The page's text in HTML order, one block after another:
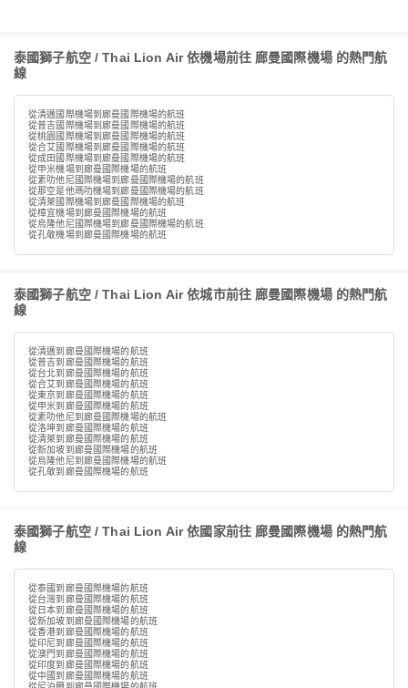
泰國獅子航空 / Thai Lion Air 依機場前往 廊曼國際機場 的熱門航
線
從清邁國際機場到廊曼國際機場的航班
從普吉國際機場到廊曼國際機場的航班
從桃園國際機場到廊曼國際機場的航班
從合艾國際機場到廊曼國際機場的航班
從成田國際機場到廊曼國際機場的航班
從甲米機場到廊曼國際機場的航班
從素叻他尼國際機場到廊曼國際機場的航班
從那空是他瑪叻機場到廊曼國際機場的航班
從清萊國際機場到廊曼國際機場的航班
從樟宜機場到廊曼國際機場的航班
從烏隆他尼國際機場到廊曼國際機場的航班
從孔敬機場到廊曼國際機場的航班
泰國獅子航空 / Thai Lion Air 依城市前往 廊曼國際機場 的熱門航
線
從清邁到廊曼國際機場的航班
從普吉到廊曼國際機場的航班
從台北到廊曼國際機場的航班
從合艾到廊曼國際機場的航班
從東京到廊曼國際機場的航班
從甲米到廊曼國際機場的航班
從素叻他尼到廊曼國際機場的航班
從洛坤到廊曼國際機場的航班
從清萊到廊曼國際機場的航班
從新加坡到廊曼國際機場的航班
從烏隆他尼到廊曼國際機場的航班
從孔敬到廊曼國際機場的航班
泰國獅子航空 / Thai Lion Air 依國家前往 廊曼國際機場 的熱門航
線
從泰國到廊曼國際機場的航班
從台灣到廊曼國際機場的航班
從日本到廊曼國際機場的航班
從新加坡到廊曼國際機場的航班
從香港到廊曼國際機場的航班
從印尼到廊曼國際機場的航班
從澳門到廊曼國際機場的航班
從印度到廊曼國際機場的航班
從中國到廊曼國際機場的航班